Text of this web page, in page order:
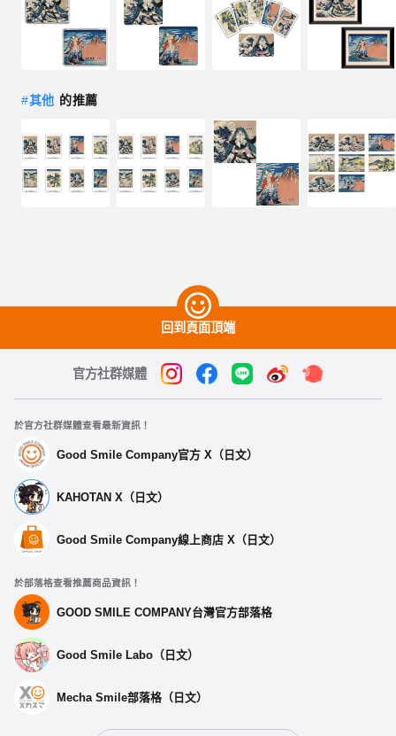
#其他 的推薦
回到頁面頂端
官方社群媒體
於官方社群媒體查看最新資訊！
Good Smile Company官方 X（日文）
KAHOTAN X（日文）
Good Smile Company線上商店 X（日文）
於部落格查看推薦商品資訊！
GOOD SMILE COMPANY台灣官方部落格
Good Smile Labo（日文）
Mecha Smile部落格（日文）